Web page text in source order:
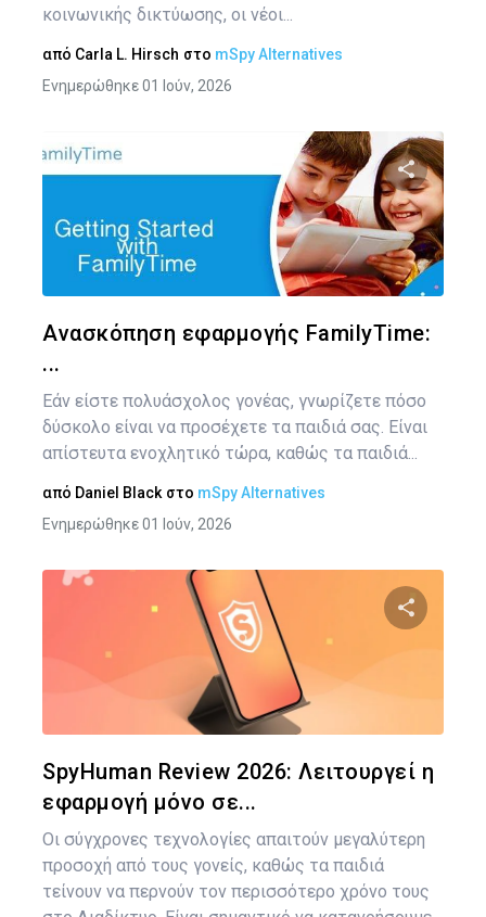
κοινωνικής δικτύωσης, οι νέοι...
από Carla L. Hirsch στο mSpy Alternatives
Ενημερώθηκε 01 Ιούν, 2026
Ανασκόπηση εφαρμογής FamilyTime:
...
Εάν είστε πολυάσχολος γονέας, γνωρίζετε πόσο
δύσκολο είναι να προσέχετε τα παιδιά σας. Είναι
απίστευτα ενοχλητικό τώρα, καθώς τα παιδιά...
από Daniel Black στο mSpy Alternatives
Ενημερώθηκε 01 Ιούν, 2026
SpyHuman Review 2026: Λειτουργεί η
εφαρμογή μόνο σε...
Οι σύγχρονες τεχνολογίες απαιτούν μεγαλύτερη
προσοχή από τους γονείς, καθώς τα παιδιά
τείνουν να περνούν τον περισσότερο χρόνο τους